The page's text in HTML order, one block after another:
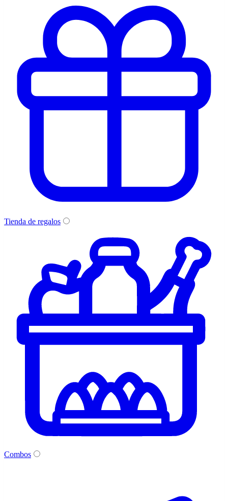
Tienda de regalos
Combos